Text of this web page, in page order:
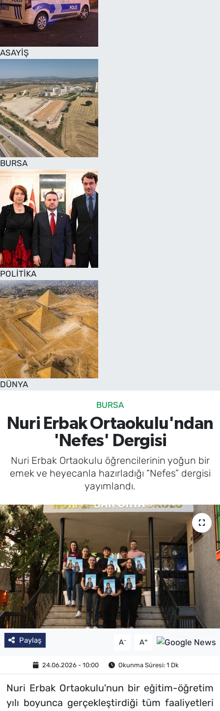
ASAYİŞ
BURSA
POLİTİKA
DÜNYA
BURSA
Nuri Erbak Ortaokulu'ndan
'Nefes' Dergisi
Nuri Erbak Ortaokulu öğrencilerinin yoğun bir
emek ve heyecanla hazırladığı “Nefes” dergisi
yayımlandı.
Paylaş A- A+
24.06.2026 - 10:00 Okunma Süresi: 1 Dk
Nuri Erbak Ortaokulu'nun bir eğitim-öğretim
yılı boyunca gerçekleştirdiği tüm faaliyetleri
SAĞLIK
TV REHBERİ